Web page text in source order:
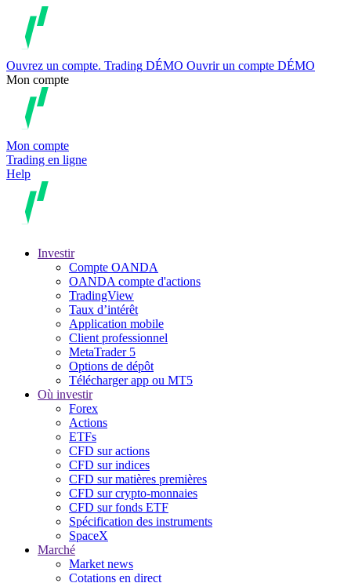
Ouvrez un compte. Trading DÉMO Ouvrir un compte DÉMO
Mon compte
Mon compte
Trading en ligne
Help
Investir
Compte OANDA
OANDA compte d'actions
TradingView
Taux d’intérêt
Application mobile
Client professionnel
MetaTrader 5
Options de dépôt
Télécharger app ou MT5
Où investir
Forex
Actions
ETFs
CFD sur actions
CFD sur indices
CFD sur matières premières
CFD sur crypto-monnaies
CFD sur fonds ETF
Spécification des instruments
SpaceX
Marché
Market news
Cotations en direct